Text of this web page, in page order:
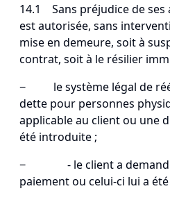
14.1 Sans préjudice de ses
est autorisée, sans
mise en demeure, soit à
contrat, soit à le résilier
− le système légal de
dette pour personnes
applicable au client ou une
été introduite ;
− - le client a demandé
paiement ou celui-ci lui a